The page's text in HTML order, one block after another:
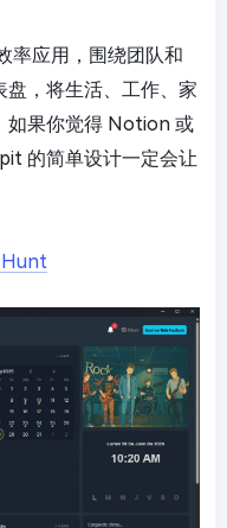
率应用，围绕团队和
，将生活、工作、家
如果你觉得 Notion 或
的简单设计一定会让
Hunt